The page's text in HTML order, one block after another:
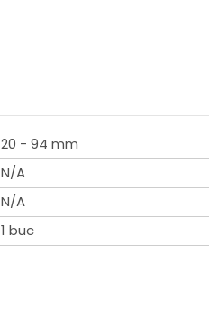
20 - 94 mm
N/A
N/A
1 buc